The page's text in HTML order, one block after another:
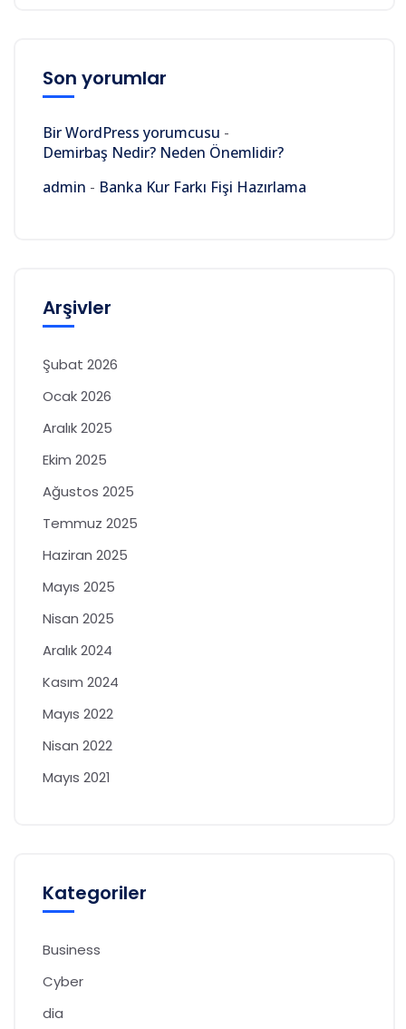
Son yorumlar
Bir WordPress yorumcusu -
Demirbaş Nedir? Neden Önemlidir?
admin - Banka Kur Farkı Fişi Hazırlama
Arşivler
Şubat 2026
Ocak 2026
Aralık 2025
Ekim 2025
Ağustos 2025
Temmuz 2025
Haziran 2025
Mayıs 2025
Nisan 2025
Aralık 2024
Kasım 2024
Mayıs 2022
Nisan 2022
Mayıs 2021
Kategoriler
Business
Cyber
dia